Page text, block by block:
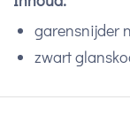
garensnijder
zwart